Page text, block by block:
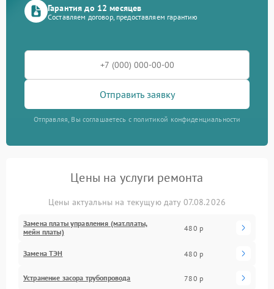
Гарантия до 12 месяцев
Составляем договор, предоставляем гарантию
Отправить заявку
Отправляя, Вы соглашаетесь с политикой конфиденциальности
Цены на услуги ремонта
Цены актуальны на текущую дату 07.08.2026
Замена платы управления (мат.платы,
мейн платы)
480 р
Замена ТЭН 480 р
Устранение засора трубопровода 780 р